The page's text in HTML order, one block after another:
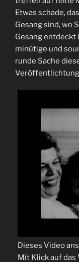
Etwas schade,
Gesang sind, wo
Gesang entdeckt
minütige und
runde Sache
Dieses Video
Mit Klick auf das